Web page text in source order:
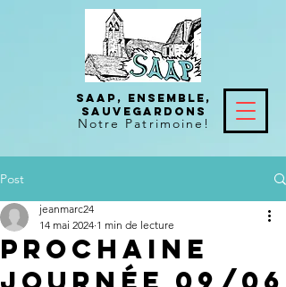
SAAP, Ensemble,
Sauvegardons
Notre Patrimoine!
Post
Prochaine
jeanmarc24
14 mai 2024 1 min de lecture